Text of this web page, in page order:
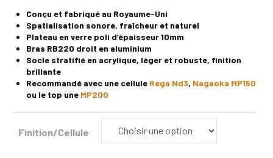
Conçu et fabriqué au Royaume-Uni
Spatialisation sonore, fraîcheur et naturel
Plateau en verre poli d’épaisseur 10mm
Bras RB220 droit en aluminium
Socle stratifié en acrylique, léger et robuste, finition
brillante
Recommandé avec une cellule Rega Nd3, Nagaoka MP150
ou le top une MP200
Finition/Cellule